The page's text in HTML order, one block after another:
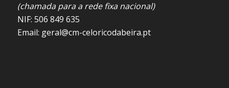
(chamada para a rede fixa nacional)
NIF: 506 849 635
Email: geral@cm-celoricodabeira.pt